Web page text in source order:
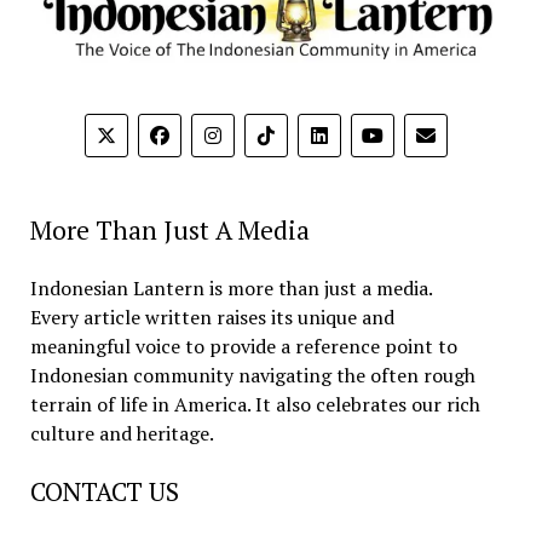
More Than Just A Media
Indonesian Lantern is more than just a media.
Every article written raises its unique and
meaningful voice to provide a reference point to
Indonesian community navigating the often rough
terrain of life in America. It also celebrates our rich
culture and heritage.
CONTACT US